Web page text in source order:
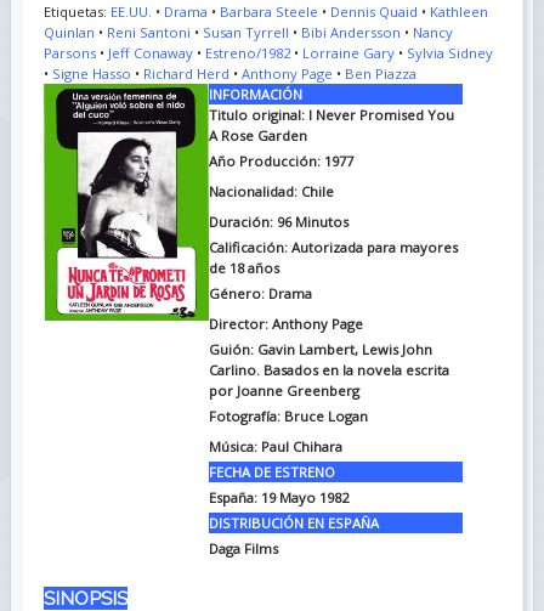
Etiquetas: EE.UU. • Drama • Barbara Steele • Dennis Quaid • Kathleen
Quinlan • Reni Santoni • Susan Tyrrell • Bibi Andersson • Nancy
Parsons• Jeff Conaway• Estreno/1982• Lorraine Gary• Sylvia Sidney
• Signe Hasso • Richard Herd • Anthony Page • Ben Piazza
INFORMACIÓN
Titulo original: I Never Promised You
A Rose Garden
Año Producción: 1977
Nacionalidad: Chile
Duración: 96 Minutos
Calificación: Autorizada para mayores
de 18 años
Género: Drama
Director: Anthony Page
Guión: Gavin Lambert, Lewis John
Carlino. Basados en la novela escrita
por Joanne Greenberg
Fotografía: Bruce Logan
Música: Paul Chihara
FECHA DE ESTRENO
España: 19 Mayo 1982
DISTRIBUCIÓN EN ESPAÑA
Daga Films
SINOPSIS